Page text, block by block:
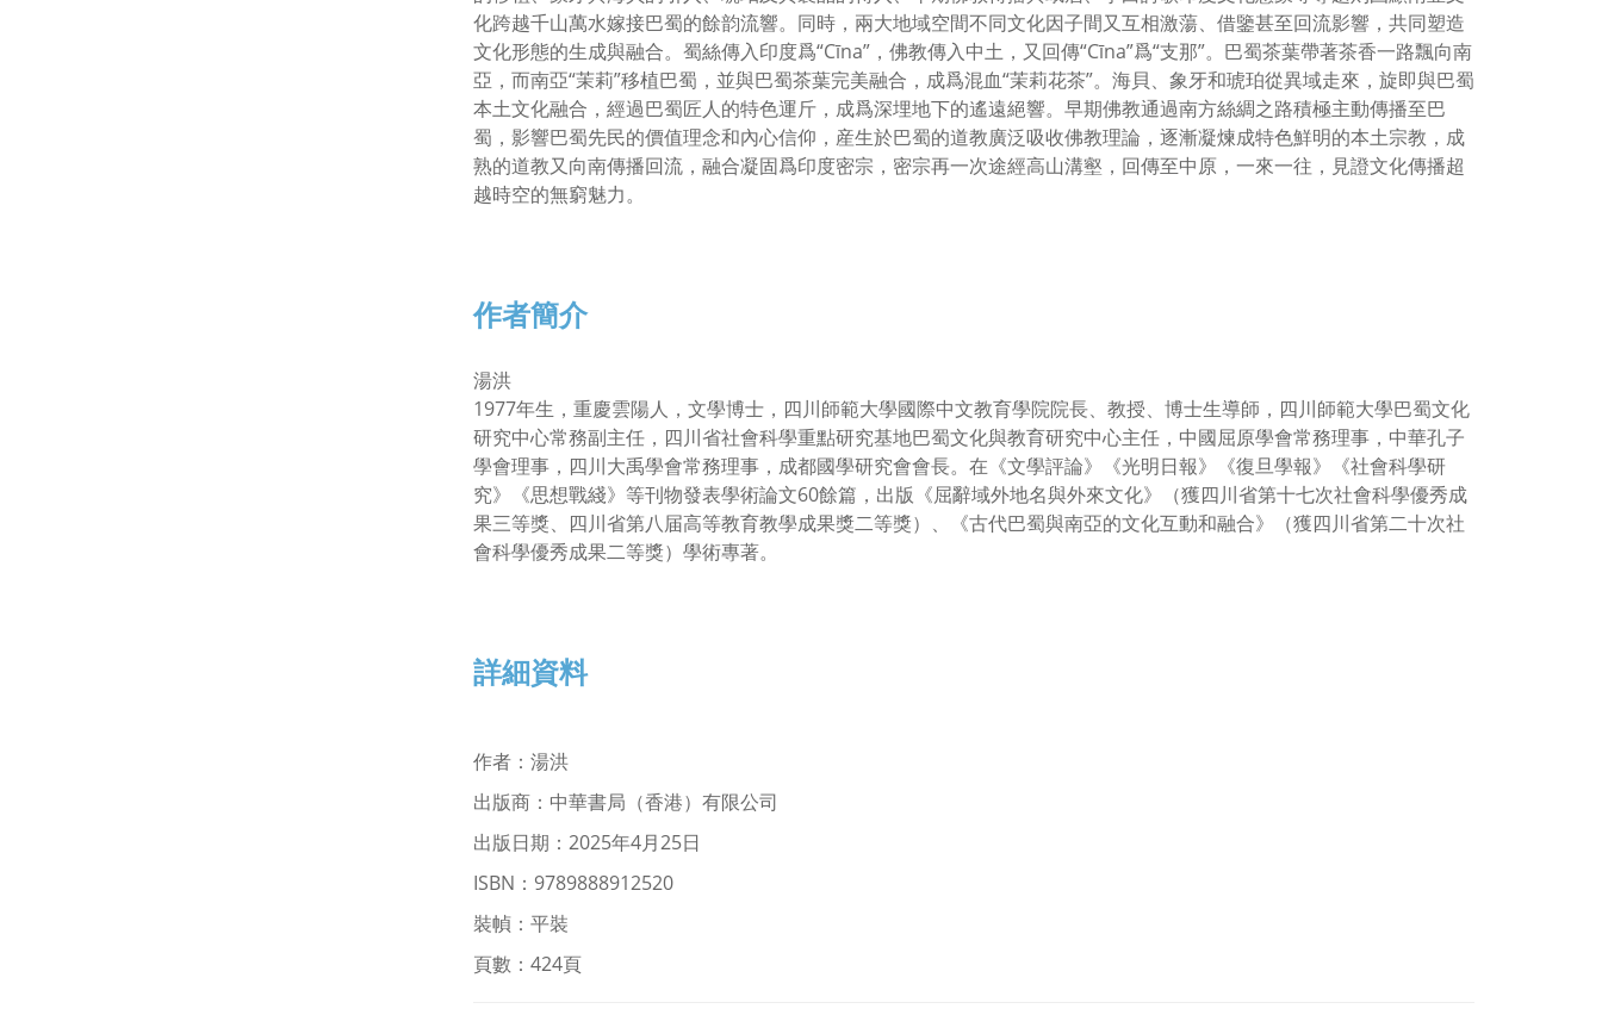
化跨越千山萬水嫁接巴蜀的餘韵流響。同時，兩大地域空間不同文化因子間又互相激蕩、借鑒甚至回流影響，共同塑造
文化形態的生成與融合。蜀絲傳入印度爲“Cīna”，佛教傳入中土，又回傳“Cīna”爲“支那”。巴蜀茶葉帶著茶香一路飄向南
亞，而南亞“茉莉”移植巴蜀，並與巴蜀茶葉完美融合，成爲混血“茉莉花茶”。海貝、象牙和琥珀從異域走來，旋即與巴蜀
本土文化融合，經過巴蜀匠人的特色運斤，成爲深埋地下的遙遠絕響。早期佛教通過南方絲綢之路積極主動傳播至巴
蜀，影響巴蜀先民的價值理念和內心信仰，産生於巴蜀的道教廣泛吸收佛教理論，逐漸凝煉成特色鮮明的本土宗教，成
熟的道教又向南傳播回流，融合凝固爲印度密宗，密宗再一次途經高山溝壑，回傳至中原，一來一往，見證文化傳播超
越時空的無窮魅力。
作者簡介
湯洪
1977年生，重慶雲陽人，文學博士，四川師範大學國際中文教育學院院長、教授、博士生導師，四川師範大學巴蜀文化
研究中心常務副主任，四川省社會科學重點研究基地巴蜀文化與教育研究中心主任，中國屈原學會常務理事，中華孔子
學會理事，四川大禹學會常務理事，成都國學研究會會長。在《文學評論》《光明日報》《復旦學報》《社會科學研
究》《思想戰綫》等刊物發表學術論文60餘篇，出版《屈辭域外地名與外來文化》（獲四川省第十七次社會科學優秀成
果三等獎、四川省第八届高等教育教學成果獎二等獎）、《古代巴蜀與南亞的文化互動和融合》（獲四川省第二十次社
會科學優秀成果二等獎）學術專著。
詳細資料
作者 ： 湯洪
出版商：中華書局（香港）有限公司
出版日期：2025年4月25日
ISBN：9789888912520
裝幀：平裝
頁數：424頁